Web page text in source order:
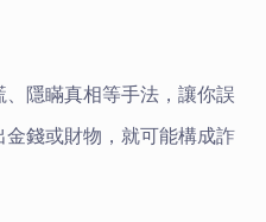
隱瞞真相等手法，讓你誤
金錢或財物，就可能構成詐